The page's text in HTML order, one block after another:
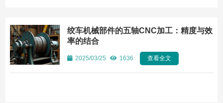
绞车机械部件的五轴CNC加工：精度与效
率的结合
2025/03/25 1636 查看全文